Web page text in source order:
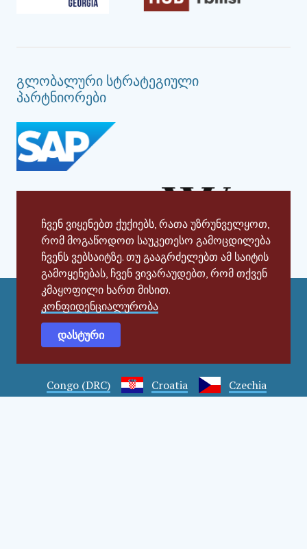
გლობალური სტრატეგიული
პარტნიორები
Social Impact Award Teams
Armenia
Congo (DRC) Croatia Czechia
ჩვენ ვიყენებთ ქუქიებს, რათა უზრუნველყოთ,
რომ მოგაწოდოთ საუკეთესო გამოცდილება
ჩვენს ვებსაიტზე. თუ გააგრძელებთ ამ საიტის
გამოყენებას, ჩვენ ვივარაუდებთ, რომ თქვენ
კმაყოფილი ხართ მისით.
კონფიდენციალურობა
დასტური